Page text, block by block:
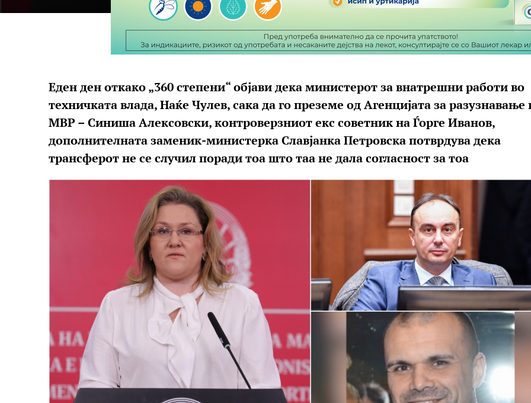
Еден ден откако „360 степени“ објави дека министерот за внатрешни работи во
техничката влада, Наќе Чулев, сака да го преземе од Агенцијата за разузнавање
МВР – Синиша Алексовски, контроверзниот екс советник на Ѓорге Иванов,
дополнителната заменик-министерка Славјанка Петровска потврдува дека
трансферот не се случил поради тоа што таа не дала согласност за тоа